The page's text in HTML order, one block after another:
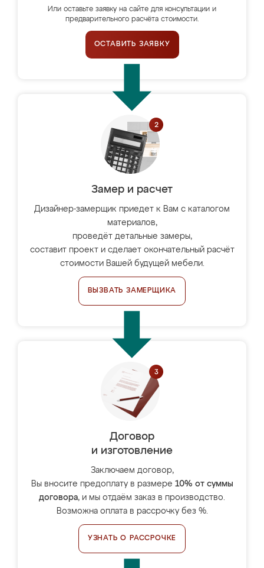
Или оставьте заявку на сайте для консультации и
предварительного расчёта стоимости.
ОСТАВИТЬ ЗАЯВКУ
Замер и расчет
Дизайнер-замерщик приедет к Вам с каталогом
материалов,
проведёт детальные замеры,
составит проект и сделает окончательный расчёт
стоимости Вашей будущей мебели.
ВЫЗВАТЬ ЗАМЕРЩИКА
Договор
и изготовление
Заключаем договор,
Вы вносите предоплату в размере 10% от суммы
договора, и мы отдаём заказ в производство.
Возможна оплата в рассрочку без %.
УЗНАТЬ О РАССРОЧКЕ